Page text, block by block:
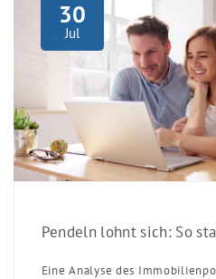
30
Jul
Eine Analyse des